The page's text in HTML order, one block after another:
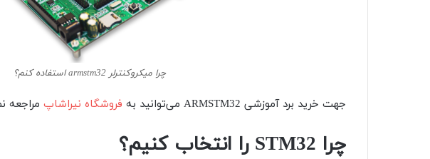
چرا میکروکنترلر armstm32 استفاده کنم؟
جهت خرید برد آموزشی ARMSTM32 می‌توانید به فروشگاه نیراشاپ مراجعه
چرا را انتخاب کنیم؟